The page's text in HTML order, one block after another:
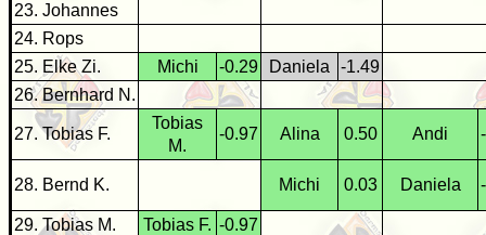
23. Johannes
24. Rops
25. Elke Zi.
Michi -0.29 Daniela
-1.49
26. Bernhard N.
27. Tobias F.
Tobias
M.
-0.97 Alina 0.50 Andi
28. Bernd K. Michi 0.03 Daniela
29. Tobias M. Tobias F. -0.97